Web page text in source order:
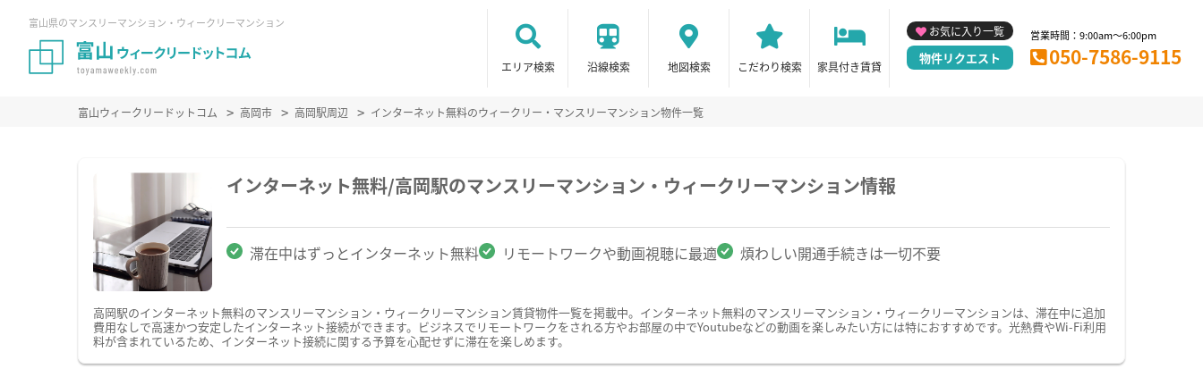
富山県のマンスリーマンション・ウィークリーマンション
エリア検索 沿線検索 地図検索 こだわり検索 家具付き賃貸
お気に入り一覧
物件リクエスト
営業時間：9:00am～6:00pm
050-7586-9115
富山ウィークリードットコム 高岡市 高岡駅周辺 インターネット無料のウィークリー・マンスリーマンション物件一覧
インターネット無料/高岡駅のマンスリーマンション・ウィークリーマンション情報
滞在中はずっとインターネット無料 リモートワークや動画視聴に最適 煩わしい開通手続きは一切不要
高岡駅のインターネット無料のマンスリーマンション・ウィークリーマンション賃貸物件一覧を掲載中。インターネット無料のマンスリーマンション・ウィークリーマンションは、滞在中に追加
費用なしで高速かつ安定したインターネット接続ができます。ビジネスでリモートワークをされる方やお部屋の中でYoutubeなどの動画を楽しみたい方には特におすすめです。光熱費やWi-Fi利用
料が含まれているため、インターネット接続に関する予算を心配せずに滞在を楽しめます。